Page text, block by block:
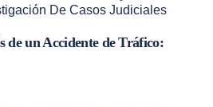
De Casos Judiciales
de un Accidente de Tráfico: